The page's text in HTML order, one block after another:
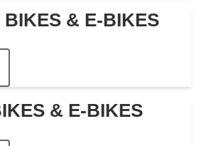
BIKES & E-BIKES
& E-BIKES